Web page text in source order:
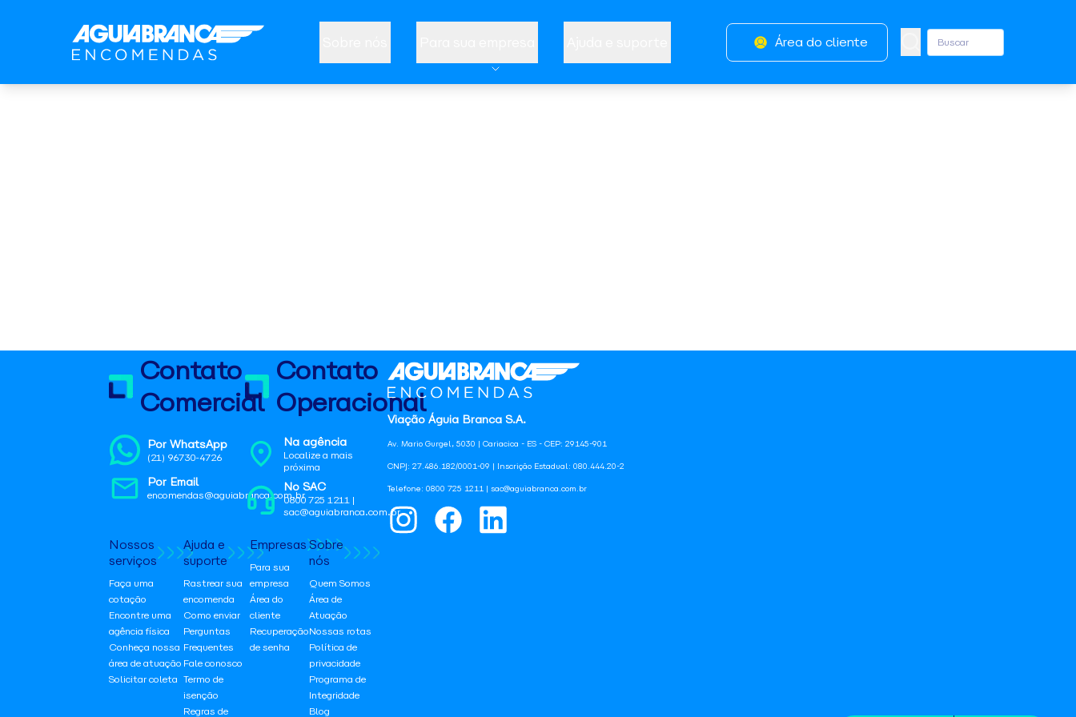
Área do cliente
Viação Águia Branca S.A.
Av. Mario Gurgel, 5030 | Cariacica - ES - CEP: 29145-901
CNPJ: 27.486.182/0001-09 | Inscrição Estadual: 080.444.20-2
Telefone: 0800 725 1211 | sac@aguiabranca.com.br
Contato
Comercial
Por WhatsApp
(21) 96730-4726
Por Email
encomendas@aguiabranca.com.br
Contato
Operacional
Na agência
Localize a mais
próxima
No SAC
0800 725 1211 |
sac@aguiabranca.com.br
Nossos
serviços
Faça uma
cotação
Encontre uma
agência física
Conheça nossa
área de atuação
Solicitar coleta
Ajuda e
suporte
Rastrear sua
encomenda
Como enviar
Perguntas
Frequentes
Fale conosco
Termo de
isenção
Regras de
Empresas
Para sua
empresa
Área do
cliente
Recuperação
de senha
Sobre
nós
Quem Somos
Área de
Atuação
Nossas rotas
Política de
privacidade
Programa de
Integridade
Blog